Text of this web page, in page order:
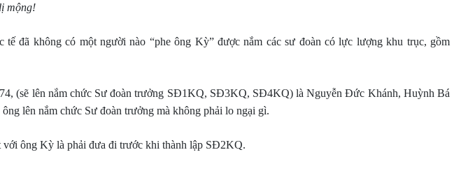
mộng!
đã không có một người nào “phe ông Kỳ” được nắm các sư đoàn có lực lượng khu trục, gồm
(sẽ lên nắm chức Sư đoàn trưởng SĐ1KQ, SĐ3KQ, SĐ4KQ) là Nguyễn Đức Khánh, Huỳnh Bá
lên nắm chức Sư đoàn trưởng mà không phải lo ngại gì.
ông Kỳ là phải đưa đi trước khi thành lập SĐ2KQ.